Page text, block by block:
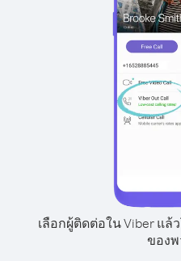
เลือกผู้ติดต่อใน Viber แ
ของพ